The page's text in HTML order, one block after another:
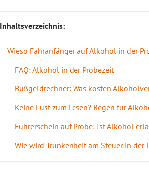
Inhaltsverzeichnis:
Wieso Fahranfänger auf Alkohol in der
FAQ: Alkohol in der Probezeit
Bußgeldrechner: Was kosten
Keine Lust zum Lesen? Regen für
Führerschein auf Probe: Ist Alkohol
Wie wird Trunkenheit am Steuer in der